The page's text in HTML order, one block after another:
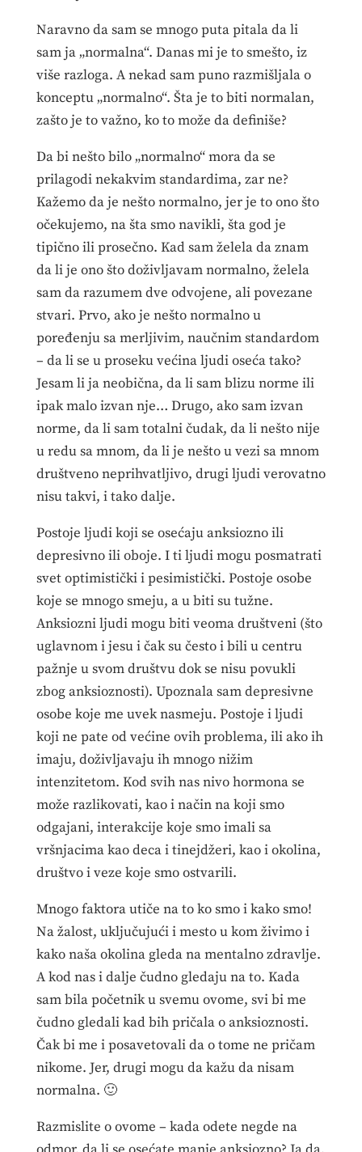
Naravno da sam se mnogo puta pitala da li
sam ja „normalna“. Danas mi je to smešto, iz
više razloga. A nekad sam puno razmišljala o
konceptu „normalno“. Šta je to biti normalan,
zašto je to važno, ko to može da definiše?
Da bi nešto bilo „normalno“ mora da se
prilagodi nekakvim standardima, zar ne?
Kažemo da je nešto normalno, jer je to ono što
očekujemo, na šta smo navikli, šta god je
tipično ili prosečno. Kad sam želela da znam
da li je ono što doživljavam normalno, želela
sam da razumem dve odvojene, ali povezane
stvari. Prvo, ako je nešto normalno u
poređenju sa merljivim, naučnim standardom
– da li se u proseku većina ljudi oseća tako?
Jesam li ja neobična, da li sam blizu norme ili
ipak malo izvan nje… Drugo, ako sam izvan
norme, da li sam totalni čudak, da li nešto nije
u redu sa mnom, da li je nešto u vezi sa mnom
društveno neprihvatljivo, drugi ljudi verovatno
nisu takvi, i tako dalje.
Postoje ljudi koji se osećaju anksiozno ili
depresivno ili oboje. I ti ljudi mogu posmatrati
svet optimistički i pesimistički. Postoje osobe
koje se mnogo smeju, a u biti su tužne.
Anksiozni ljudi mogu biti veoma društveni (što
uglavnom i jesu i čak su često i bili u centru
pažnje u svom društvu dok se nisu povukli
zbog anksioznosti). Upoznala sam depresivne
osobe koje me uvek nasmeju. Postoje i ljudi
koji ne pate od većine ovih problema, ili ako ih
imaju, doživljavaju ih mnogo nižim
intenzitetom. Kod svih nas nivo hormona se
može razlikovati, kao i način na koji smo
odgajani, interakcije koje smo imali sa
vršnjacima kao deca i tinejdžeri, kao i okolina,
društvo i veze koje smo ostvarili.
Mnogo faktora utiče na to ko smo i kako smo!
Na žalost, uključujući i mesto u kom živimo i
kako naša okolina gleda na mentalno zdravlje.
A kod nas i dalje čudno gledaju na to. Kada
sam bila početnik u svemu ovome, svi bi me
čudno gledali kad bih pričala o anksioznosti.
Čak bi me i posavetovali da o tome ne pričam
nikome. Jer, drugi mogu da kažu da nisam
normalna. 🙂
Razmislite o ovome – kada odete negde na